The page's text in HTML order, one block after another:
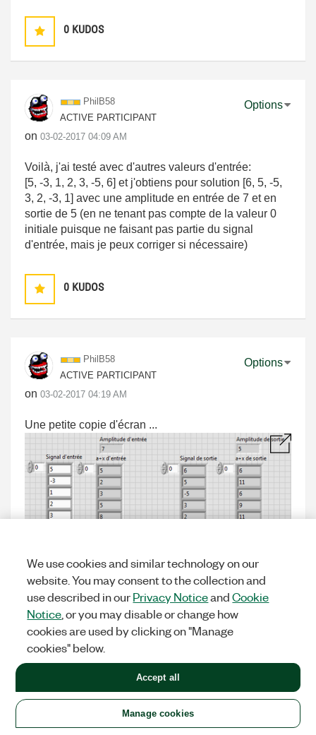
0 KUDOS
PhilB58
ACTIVE PARTICIPANT
on ‎03-02-2017 04:09 AM
Options
Voilà, j'ai testé avec d'autres valeurs d'entrée:
[5, -3, 1, 2, 3, -5, 6] et j'obtiens pour solution [6, 5, -5,
3, 2, -3, 1] avec une amplitude en entrée de 7 et en
sortie de 5 (en ne tenant pas compte de la valeur 0
initiale puisque ne faisant pas partie du signal
d'entrée, mais je peux corriger si nécessaire)
0 KUDOS
PhilB58
ACTIVE PARTICIPANT
on ‎03-02-2017 04:19 AM
Options
Une petite copie d'écran ...
Michael.C
ACTIVE PARTICIPANT
on
Options
We use cookies and similar technology on our
website. You may consent to the collection and
use described in ourPrivacy NoticeandCookie
Notice , or you may disable or change how
cookies are used by clicking on "Manage
cookies" below.
Manage cookies
Accept all